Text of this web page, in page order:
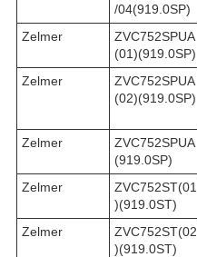
/04(919.0SP)
Zelmer
ZVC752SPUA
(01)(919.0SP)
Zelmer
ZVC752SPUA
(02)(919.0SP)
Zelmer
ZVC752SPUA
(919.0SP)
Zelmer
ZVC752ST(01
)(919.0ST)
Zelmer
ZVC752ST(02
)(919.0ST)